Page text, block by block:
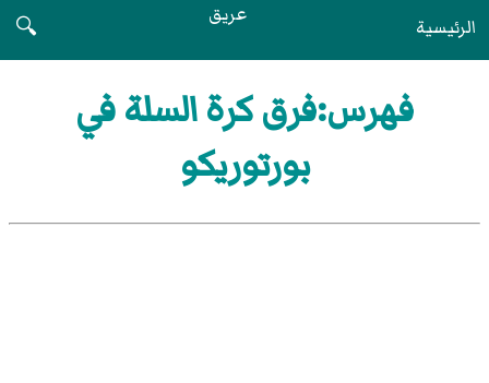
الرئيسية عريق
🔍
فهرس:فرق كرة السلة في
بورتوريكو